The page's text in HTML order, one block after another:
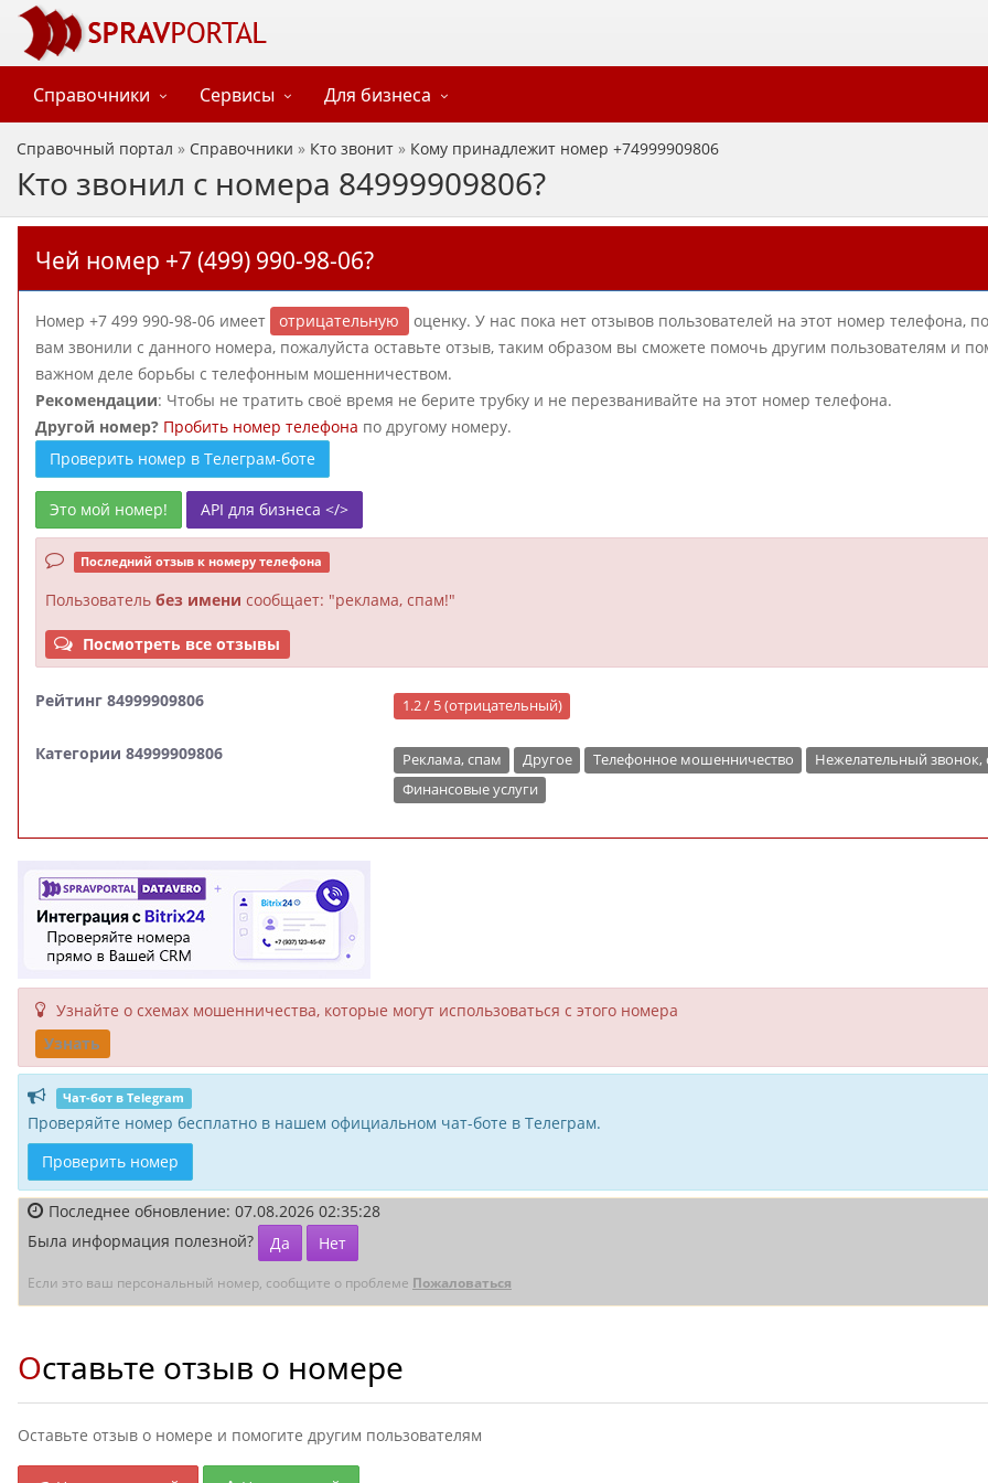
Справочники Сервисы Для бизнеса
Справочный портал » Справочники » Кто звонит » Кому принадлежит номер +74999909806
Кто звонил с номера 84999909806?
Чей номер +7 (499) 990-98-06?
Номер +7 499 990-98-06 имеет отрицательную
оценку. У нас пока нет отзывов пользователей на этот номер телефона,
вам звонили с данного номера, пожалуйста оставьте отзыв, таким образом вы сможете помочь другим пользователям и
важном деле борьбы с телефонным мошенничеством.
Рекомендации: Чтобы не тратить своё время не берите трубку и не перезванивайте на этот номер телефона.
Другой номер? Пробить номер телефона по другому номеру.
Проверить номер в Телеграм-боте
Это мой номер! API для бизнеса </>
Последний отзыв к номеру телефона
Пользователь без имени сообщает: "реклама, спам!"
Посмотреть все отзывы
Рейтинг 84999909806 1.2 / 5 (отрицательный)
Категории 84999909806 Реклама, спам Другое Телефонное мошенничество
Нежелательный
Финансовые услуги
Узнайте о схемах мошенни­чества, кото­рые могут исполь­зоваться с этого номера
Узнать
Чат-бот в Telegram
Проверяйте номер бесплатно в нашем официальном чат-боте в Телеграм.
Проверить номер
Последнее обновление: 07.08.2026 02:35:28
Была информация полезной?
Да Нет
Если это ваш персональный номер, сообщите о проблеме Пожаловаться
Оставьте отзыв о номере
Оставьте отзыв о номере и помогите другим пользователям